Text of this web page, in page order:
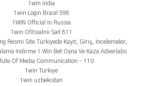
1win India
1win Login Brasil 598
1WIN Official In Russia
1win Ofitsialnii Sait 811
Resmi Site Türkiyede Kayıt, Giriş, Incelemeler,
Indirme 1 Win Bet Oyna Ve Kaza Adverlabs
Of Media Communication – 110
1win Turkiye
1win uzbekistan